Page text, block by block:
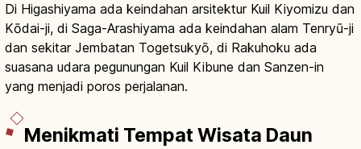
Di Higashiyama ada keindahan arsitektur Kuil Kiyomizu dan
Kōdai-ji, di Saga-Arashiyama ada keindahan alam Tenryū-ji
dan sekitar Jembatan Togetsukyō, di Rakuhoku ada
suasana udara pegunungan Kuil Kibune dan Sanzen-in
yang menjadi poros perjalanan.
Menikmati Tempat Wisata Daun